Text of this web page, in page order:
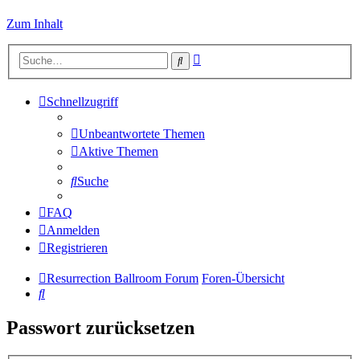
Zum Inhalt
Suche
Schnellzugriff
Unbeantwortete Themen
Aktive Themen
Suche
FAQ
Anmelden
Registrieren
Resurrection Ballroom Forum Foren-Übersicht
Suche
Passwort zurücksetzen